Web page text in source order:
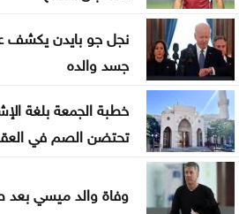
الحيصة: أراضي مشروع سكة
خزينة الدولة
صورة تختصر حكاية إنجاز ..
ذاكرة جامعة آل البيت
حين لا يعود القمع ضروريًا: كيف
السياسية؟
نجل جو بايدن
جسد والده
خطبة الجمعة بلغة
تحتضن الصم في
وفاة والد ميسي